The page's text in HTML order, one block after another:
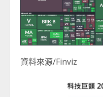
資料來源/Finviz